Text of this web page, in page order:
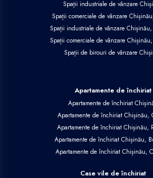
Spații industriale de vânzare
Spații comerciale de vânzare
Spații industriale de vânzare Chișinău,
Spații comerciale de vânzare
Spații de birouri de vânzare
Apartamente de închiriat
Apartamente de închiriat
Apartamente de închiriat Chișinău,
Apartamente de închiriat Chișinău,
Apartamente de închiriat Chișinău,
Apartamente de închiriat Chișinău,
Case vile de închiriat